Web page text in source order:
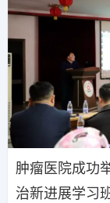
肿瘤医院成功
治新进展学习